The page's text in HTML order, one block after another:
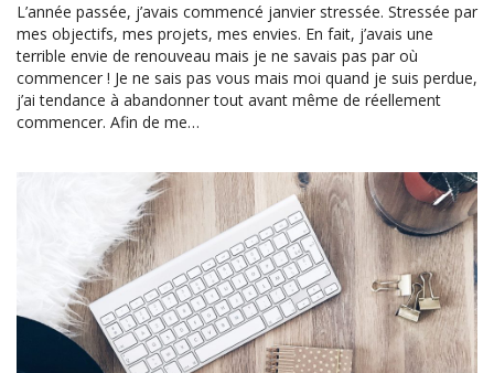
L’année passée, j’avais commencé janvier stressée. Stressée par
mes objectifs, mes projets, mes envies. En fait, j’avais une
terrible envie de renouveau mais je ne savais pas par où
commencer ! Je ne sais pas vous mais moi quand je suis perdue,
j’ai tendance à abandonner tout avant même de réellement
commencer. Afin de me…